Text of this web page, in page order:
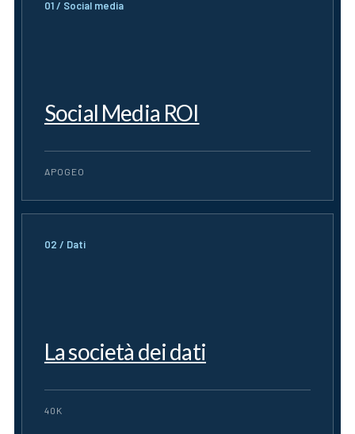
01 / Social media
Social Media ROI
APOGEO
02 / Dati
La società dei dati
40K